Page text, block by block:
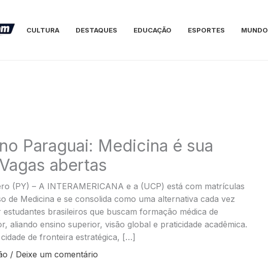
CULTURA DESTAQUES EDUCAÇÃO ESPORTES MUNDO
Paraguai: Medicina é sua
abertas
(PY) – A INTERAMERICANA e a (UCP) está com matrículas
de Medicina e se consolida como uma alternativa cada vez
brasileiros que buscam formação médica de
aliando ensino superior, visão global e praticidade acadêmica.
de fronteira estratégica, […]
/ Deixe um comentário